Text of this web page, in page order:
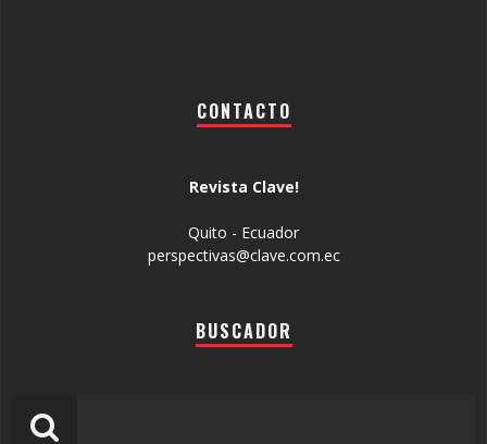
CONTACTO
Revista Clave!
Quito - Ecuador
perspectivas@clave.com.ec
BUSCADOR